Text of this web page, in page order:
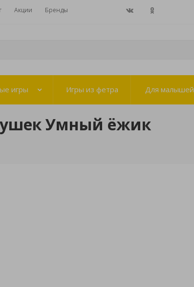
Акции Бренды
игры Игры из фетра Для малышей
Умный ёжик